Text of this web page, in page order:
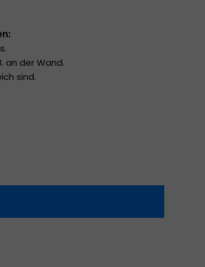
an der Wand.
sind.